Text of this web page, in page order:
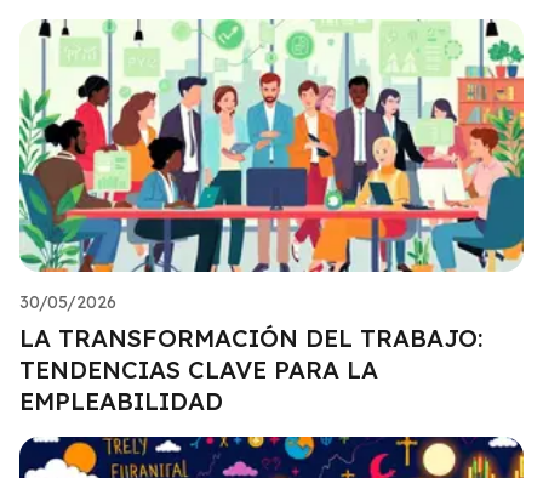
30/05/2026
LA TRANSFORMACIÓN DEL TRABAJO:
TENDENCIAS CLAVE PARA LA
EMPLEABILIDAD